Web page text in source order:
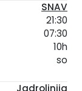
SNAV
21:30
07:30
10h
so